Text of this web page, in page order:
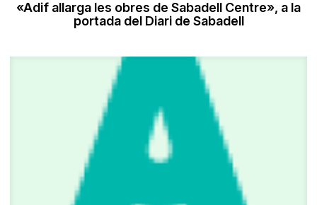
«Adif allarga les obres de Sabadell Centre», a la
portada del Diari de Sabadell